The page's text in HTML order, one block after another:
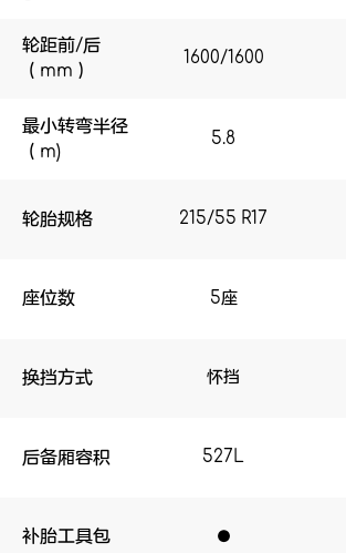
选装包
其他（颜色）
轮距前/后
（mm）
1600/1600
最小转弯半径
（m)
5.8
轮胎规格 215/55 R17
座位数 5座
换挡方式 怀挡
后备厢容积 527L
补胎工具包 ●
1600/1600
5.8
215/55 R17
5座
怀挡
527L
●
立即订购